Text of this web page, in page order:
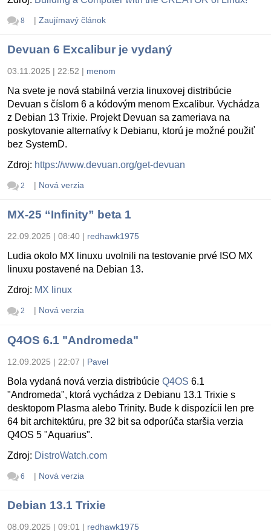
8 | Zaujímavý článok
Devuan 6 Excalibur je vydaný
03.11.2025 | 22:52 | menom
Na svete je nová stabilná verzia linuxovej distribúcie
Devuan s číslom 6 a kódovým menom Excalibur. Vychádza
z Debian 13 Trixie. Projekt Devuan sa zameriava na
poskytovanie alternatívy k Debianu, ktorú je možné použiť
bez SystemD.
Zdroj: https://www.devuan.org/get-devuan
2 | Nová verzia
MX-25 “Infinity” beta 1
22.09.2025 | 08:40 | redhawk1975
Ludia okolo MX linuxu uvolnili na testovanie prvé ISO MX
linuxu postavené na Debian 13.
Zdroj: MX linux
2 | Nová verzia
Q4OS 6.1 "Andromeda"
12.09.2025 | 22:07 | Pavel
Bola vydaná nová verzia distribúcie Q4OS 6.1
"Andromeda", ktorá vychádza z Debianu 13.1 Trixie s
desktopom Plasma alebo Trinity. Bude k dispozícii len pre
64 bit architektúru, pre 32 bit sa odporúča staršia verzia
Q4OS 5 "Aquarius".
Zdroj: DistroWatch.com
6 | Nová verzia
Debian 13.1 Trixie
08.09.2025 | 09:01 | redhawk1975